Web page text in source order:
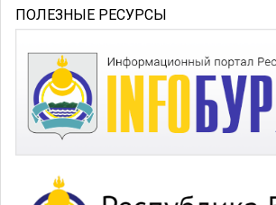
ПОЛЕЗНЫЕ РЕСУРСЫ